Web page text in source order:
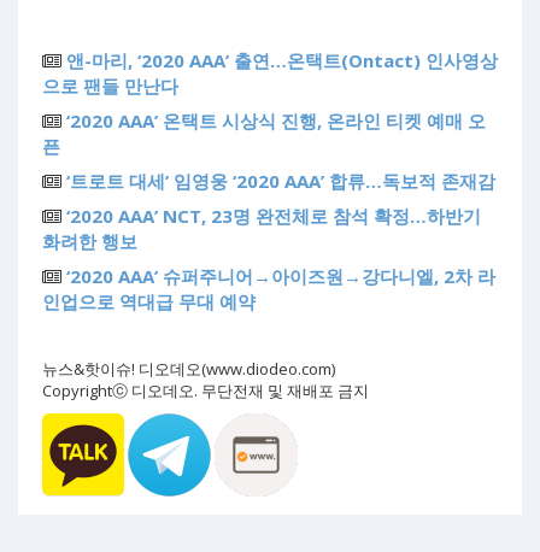
앤-마리, ‘2020 AAA’ 출연…온택트(Ontact) 인사영상
으로 팬들 만난다
‘2020 AAA’ 온택트 시상식 진행, 온라인 티켓 예매 오
픈
‘트로트 대세’ 임영웅 ‘2020 AAA’ 합류…독보적 존재감
‘2020 AAA’ NCT, 23명 완전체로 참석 확정…하반기
화려한 행보
‘2020 AAA’ 슈퍼주니어→아이즈원→강다니엘, 2차 라
인업으로 역대급 무대 예약
뉴스&핫이슈! 디오데오(www.diodeo.com)
Copyrightⓒ 디오데오. 무단전재 및 재배포 금지